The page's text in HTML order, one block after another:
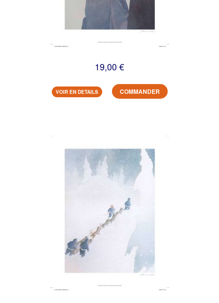
19,00 €
VOIR EN DETAILS COMMANDER